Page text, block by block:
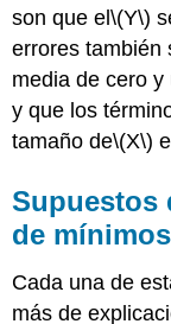
son que el\(Y\)
errores también
media de cero
y que los
tamaño de\(X\)
Supuestos
de
Cada una de
más de